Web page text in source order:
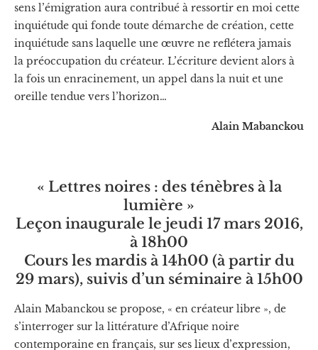
sens l’émigration aura contribué à ressortir en moi cette
inquiétude qui fonde toute démarche de création, cette
inquiétude sans laquelle une œuvre ne reflétera jamais
la préoccupation du créateur. L’écriture devient alors à
la fois un enracinement, un appel dans la nuit et une
oreille tendue vers l’horizon…
Alain Mabanckou
« Lettres noires : des ténèbres à la
lumière »
Leçon inaugurale le jeudi 17 mars 2016,
à 18h00
Cours les mardis à 14h00 (à partir du
29 mars), suivis d’un séminaire à 15h00
Alain Mabanckou se propose, « en créateur libre », de
s’interroger sur la littérature d’Afrique noire
contemporaine en français, sur ses lieux d’expression,